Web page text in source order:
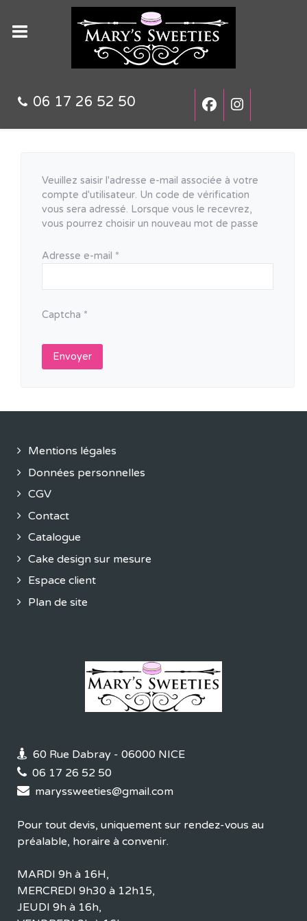
06 17 26 52 50
Veuillez saisir l'adresse e-mail associée à votre
compte d'utilisateur. Un code de vérification
vous sera adressé. Lorsque vous le recevrez,
vous pourrez choisir un nouveau mot de passe
Adresse e-mail *
Captcha *
Envoyer
Mentions légales
Données personnelles
CGV
Contact
Catalogue
Cake design sur mesure
Espace client
Plan de site
60 Rue Dabray - 06000 NICE
06 17 26 52 50
maryssweeties@gmail.com
Pour tout devis, uniquement sur rendez-vous au
préalable, horaire à convenir.
MARDI 9h à 16H,
MERCREDI 9h30 à 12h15,
JEUDI 9h à 16h,